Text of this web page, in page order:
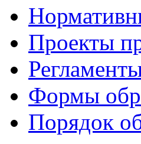
Проекты
Формы
Порядок